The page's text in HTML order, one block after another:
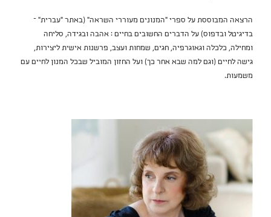
הרצאה המבוססת על ספרי "המנונים מעוררי השראה" (באתר "עברית" –
בדיגיטל ובדפוס) על הדברים החשובים בחיים : אהבה ובגידה, סליחה
ומחילה, כלכלה וגאוגרפיה, חגים, שמחות ועצב, פרשנות אישית ליצירות,
גישה לחיים (וגם למה שבא אחר כך) ועל החזון המוביל שבכל המנון לחיים עם
משמעות.